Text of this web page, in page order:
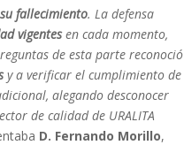
fallecimiento. La defensa
vigentesen cada momento,
de esta parte reconoció
y a verificar el cumplimiento de
alegando desconocer
de calidad de URALITA
D. Fernando Morillo,